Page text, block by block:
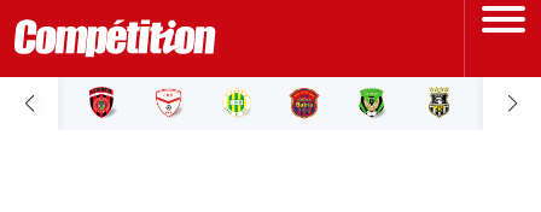
ACCUEIL